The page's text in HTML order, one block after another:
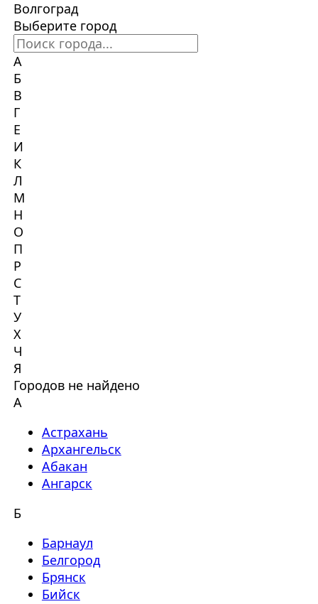
Волгоград
Выберите город
А
Б
В
Г
Е
И
К
Л
М
Н
О
П
Р
С
Т
У
Х
Ч
Я
Городов не найдено
А
Астрахань
Архангельск
Абакан
Ангарск
Б
Барнаул
Белгород
Брянск
Бийск